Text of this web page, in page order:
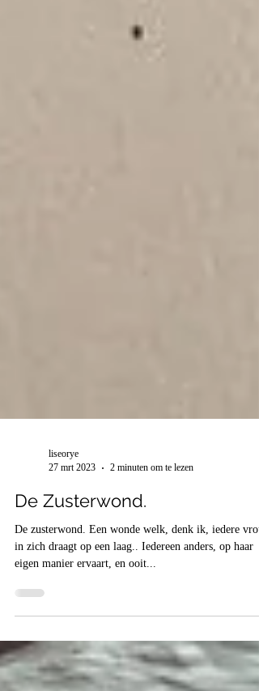
27 mrt 2023
2 minuten om te lezen
De Zusterwond.
De zusterwond. Een wonde welk, denk ik, iedere
eigen manier ervaart, en ooit...